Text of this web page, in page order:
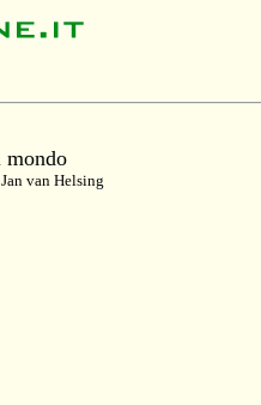
mondo
van Helsing